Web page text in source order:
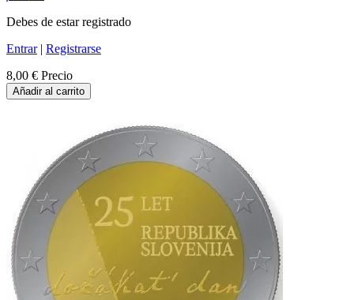
Debes de estar registrado
Entrar| Registrarse
8,00 € Precio
Añadir al carrito